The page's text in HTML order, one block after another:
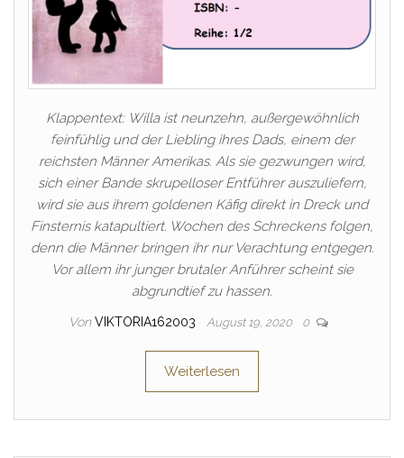
Klappentext: Willa ist neunzehn, außergewöhnlich
feinfühlig und der Liebling ihres Dads, einem der
reichsten Männer Amerikas. Als sie gezwungen wird,
sich einer Bande skrupelloser Entführer auszuliefern,
wird sie aus ihrem goldenen Käfig direkt in Dreck und
Finsternis katapultiert. Wochen des Schreckens folgen,
denn die Männer bringen ihr nur Verachtung entgegen.
Vor allem ihr junger brutaler Anführer scheint sie
abgrundtief zu hassen.
Von VIKTORIA162003 August 19, 2020 0
Weiterlesen